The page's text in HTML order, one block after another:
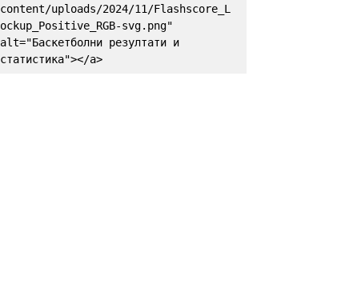
content/uploads/2024/11/Flashscore_L
ockup_Positive_RGB-svg.png"
alt="Баскетболни резултати и
статистика"></a>